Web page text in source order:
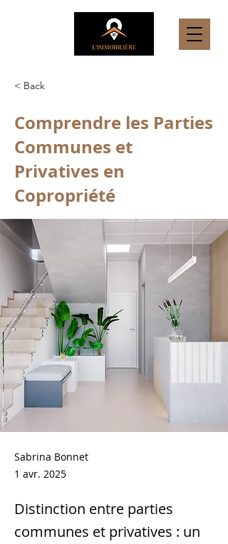
< Back
Comprendre les Parties
Communes et
Privatives en
Copropriété
Sabrina Bonnet
1 avr. 2025
Distinction entre parties
communes et privatives : un